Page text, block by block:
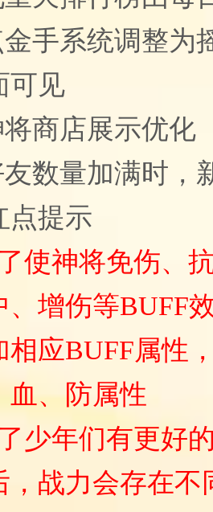
金手系统调整为
可见
商店展示优化
数量加满时，
点提示
使神将免伤、
、增伤等BUFF
相应BUFF属性
血、防属性
少年们有更好
，战力会存在不